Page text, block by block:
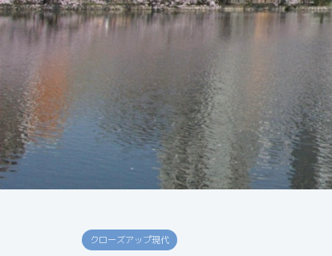
クローズアップ現代